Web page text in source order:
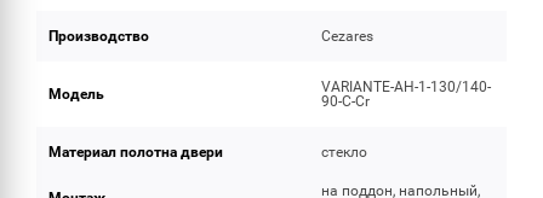
Производство Cezares
Модель
VARIANTE-AH-1-130/140-
90-C-Cr
Материал полотна двери стекло
на поддон, напольный,